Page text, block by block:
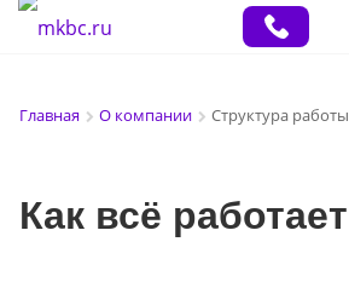
Как всё работает
Главная О компании Структура работы